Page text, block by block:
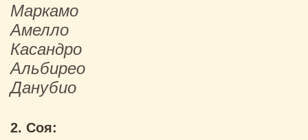
Маркамо
Амелло
Касандро
Альбирео
Данубио
2. Соя: